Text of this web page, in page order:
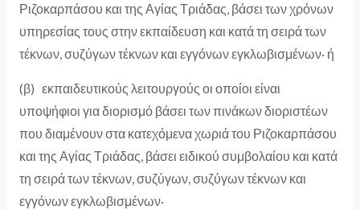
Ριζοκαρπάσου και της Αγίας Τριάδας, βάσει των χρόνων
υπηρεσίας τους στην εκπαίδευση και κατά τη σειρά των
τέκνων, συζύγων τέκνων και εγγόνων εγκλωβισμένων· ή
(β) εκπαιδευτικούς λειτουργούς οι οποίοι είναι
υποψήφιοι για διορισμό βάσει των πινάκων διοριστέων
που διαμένουν στα κατεχόμενα χωριά του Ριζοκαρπάσου
και της Αγίας Τριάδας, βάσει ειδικού συμβολαίου και κατά
τη σειρά των τέκνων, συζύγων, συζύγων τέκνων και
εγγόνων εγκλωβισμένων·